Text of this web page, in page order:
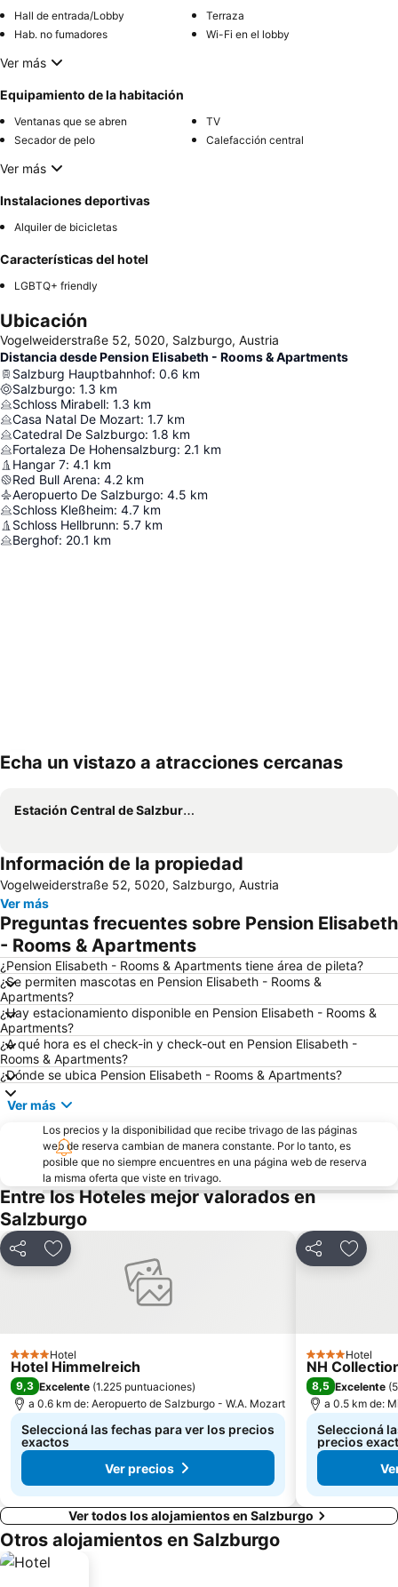
Hall de entrada/Lobby
Terraza
Hab. no fumadores
Wi-Fi en el lobby
Ver más
Equipamiento de la habitación
Ventanas que se abren
TV
Secador de pelo
Calefacción central
Ver más
Instalaciones deportivas
Alquiler de bicicletas
Características del hotel
LGBTQ+ friendly
Ubicación
Vogelweiderstraße 52, 5020, Salzburgo, Austria
Distancia desde Pension Elisabeth - Rooms & Apartments
Salzburg Hauptbahnhof: 0.6 km
Salzburgo: 1.3 km
Schloss Mirabell: 1.3 km
Casa Natal De Mozart: 1.7 km
Catedral De Salzburgo: 1.8 km
Fortaleza De Hohensalzburg: 2.1 km
Hangar 7: 4.1 km
Red Bull Arena: 4.2 km
Aeropuerto De Salzburgo: 4.5 km
Schloss Kleßheim: 4.7 km
Schloss Hellbrunn: 5.7 km
Berghof: 20.1 km
Echa un vistazo a atracciones cercanas
Estación Central de Salzburgo
Información de la propiedad
Vogelweiderstraße 52, 5020, Salzburgo, Austria
Ver más
Preguntas frecuentes sobre Pension Elisabeth
- Rooms & Apartments
¿Pension Elisabeth - Rooms & Apartments tiene área de pileta?
¿Se permiten mascotas en Pension Elisabeth - Rooms &
Apartments?
¿Hay estacionamiento disponible en Pension Elisabeth - Rooms &
Apartments?
¿A qué hora es el check-in y check-out en Pension Elisabeth -
Rooms & Apartments?
¿Dónde se ubica Pension Elisabeth - Rooms & Apartments?
Ver más
Los precios y la disponibilidad que recibe trivago de las páginas
web de reserva cambian de manera constante. Por lo tanto, es
posible que no siempre encuentres en una página web de reserva
la misma oferta que viste en trivago.
Entre los Hoteles mejor valorados en
Salzburgo
CompartirAñadir a favoritos
4 Estrellas
Hotel
Hotel Himmelreich
9,3 Excelente (1.225 puntuaciones)
a 0.6 km de: Aeropuerto de Salzburgo - W.A. Mozart
Seleccioná las fechas para ver los precios
exactos
Ver precios
CompartirAñadir
4 Estrellas
Hotel
NH
8,5 Excelente (
a 0.5 km de:
Seleccioná
precios
Ver todos los alojamientos en Salzburgo
Otros alojamientos en Salzburgo